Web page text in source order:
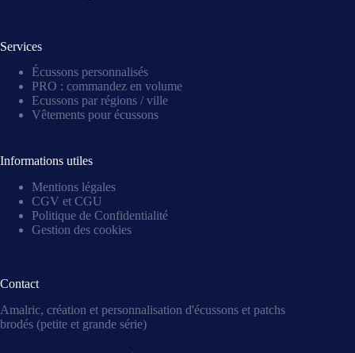
Services
Écussons personnalisés
PRO : commandez en volume
Ecussons par régions / ville
Vêtements pour écussons
Informations utiles
Mentions légales
CGV et CGU
Politique de Confidentialité
Gestion des cookies
Contact
Amalric, création et personnalisation d'écussons et patchs
brodés (petite et grande série)